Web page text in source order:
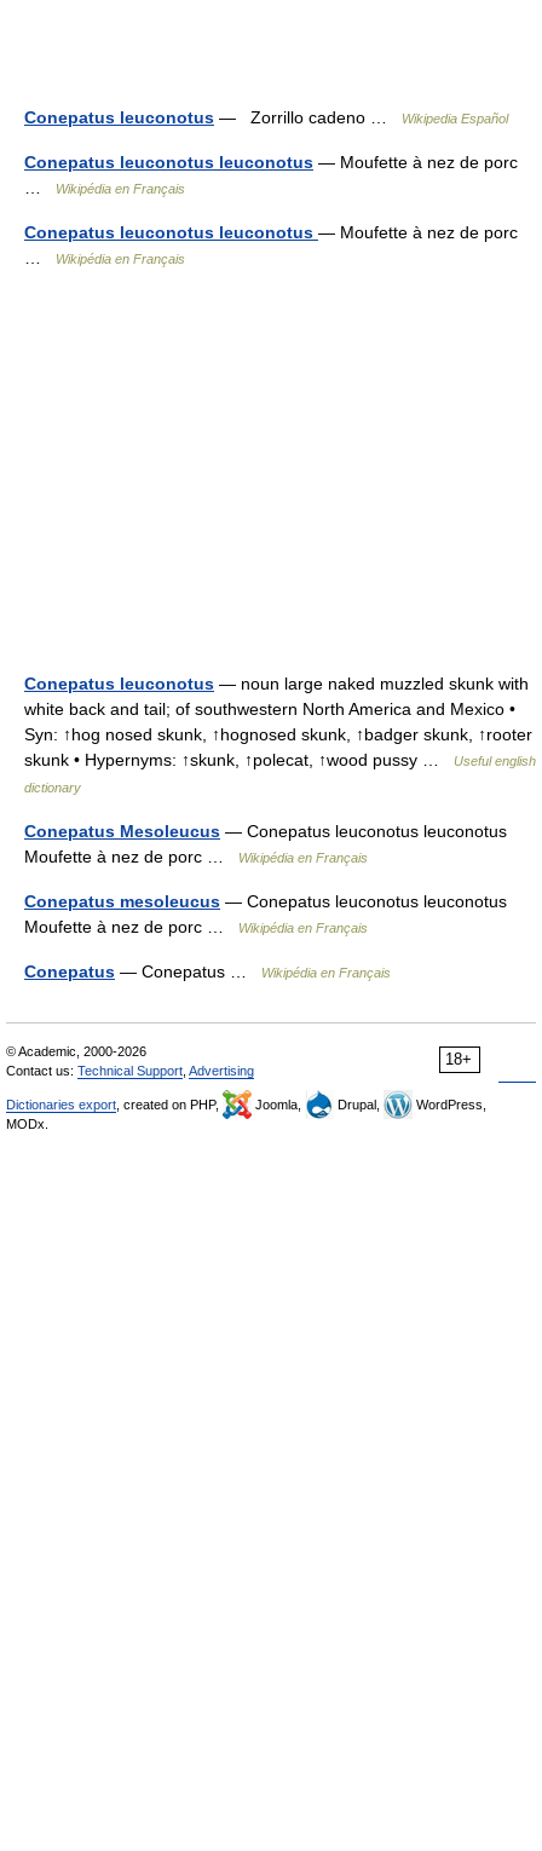
Conepatus leuconotus — Zorrillo cadeno … Wikipedia Español
Conepatus leuconotus leuconotus — Moufette à nez de porc
Wikipédia en Français
Conepatus leuconotus leuconotus — Moufette à nez de porc
Wikipédia en Français
Conepatus leuconotus — noun large naked muzzled skunk with
white back and tail; of southwestern North America and Mexico •
Syn: ↑hog nosed skunk, ↑hognosed skunk, ↑badger skunk, ↑rooter
skunk • Hypernyms: ↑skunk, ↑polecat, ↑wood pussy …
Useful english
dictionary
Conepatus Mesoleucus — Conepatus leuconotus leuconotus
Moufette à nez de porc …
Wikipédia en Français
Conepatus mesoleucus — Conepatus leuconotus leuconotus
Moufette à nez de porc …
Wikipédia en Français
Conepatus — Conepatus … Wikipédia en Français
18+
© Academic, 2000-2026
Contact us: Technical Support Advertising
Dictionaries export , created on PHP, Joomla, Drupal,
WordPress,
MODx.